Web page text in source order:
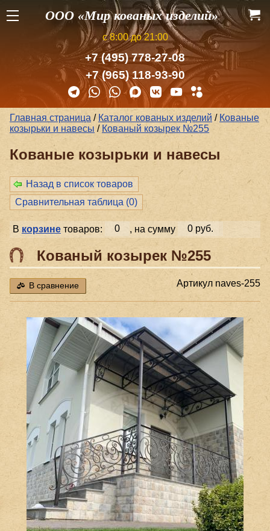
ООО «Мир кованых изделий»
с 8:00 до 21:00
+7 (495) 778-27-08
+7 (965) 118-93-90
Главная страница / Каталог кованых изделий / Кованые
козырьки и навесы / Кованый козырек №255
Кованые козырьки и навесы
Назад в список товаров
Сравнительная таблица (0)
В корзинетоваров: 0 , на сумму 0 руб.
Кованый козырек №255
В сравнение Артикул naves-255